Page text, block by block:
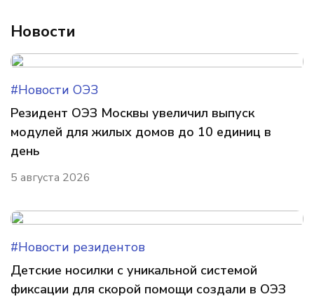
Новости
#Новости ОЭЗ
Резидент ОЭЗ Москвы увеличил выпуск
модулей для жилых домов до 10 единиц в
день
5 августа 2026
#Новости резидентов
Детские носилки с уникальной системой
фиксации для скорой помощи создали в ОЭЗ